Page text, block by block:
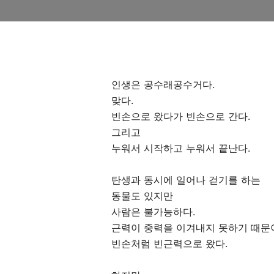
인생은 공수래공수거다.
맞다.
빈손으로 왔다가 빈손으로 간다.
그리고
누워서 시작하고 누워서 끝난다.
탄생과 동시에 일어나 걷기를 하는
동물도 있지만
사람은 불가능하다.
근력이 중력을 이겨내지 못하기 때문
빈손처럼 빈근력으로 왔다.